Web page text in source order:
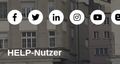
HELP-Nutzer